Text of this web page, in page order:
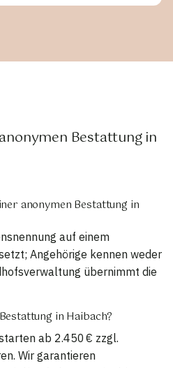
Bestattung in
anonymen Bestattung in
auf einem
Angehörige kennen weder
übernimmt die
in Haibach?
ab 2.450 € zzgl.
Wir garantieren